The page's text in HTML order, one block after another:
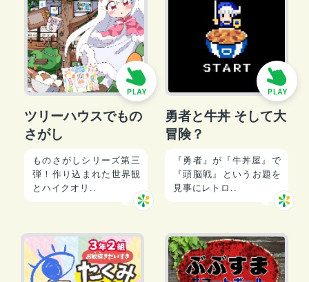
ツリーハウスでもの
さがし
ものさがしシリーズ第三
弾！作り込まれた世界観
とハイクオリ..
勇者と牛丼 そして大
冒険？
『勇者』が『牛丼屋』で
『頭脳戦』というお題を
見事にレトロ..